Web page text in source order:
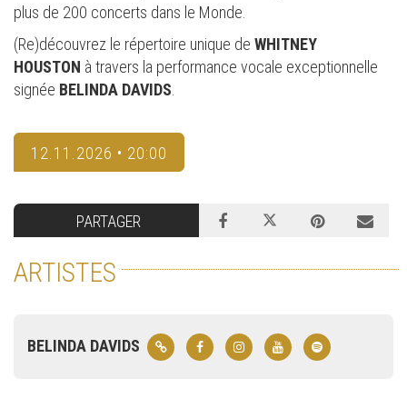
plus de 200 concerts dans le Monde.
(Re)découvrez le répertoire unique de WHITNEY
HOUSTON à travers la performance vocale exceptionnelle
signée BELINDA DAVIDS
12.11.2026 • 20:00
PARTAGER
ARTISTES
BELINDA DAVIDS